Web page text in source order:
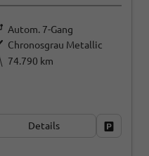
Autom. 7-Gang
Chronosgrau Metallic
74.790 km
Details